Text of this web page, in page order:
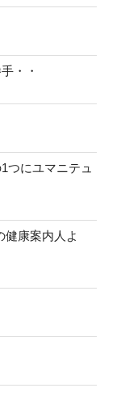
・・
にユマニテュ
健康案内人よ